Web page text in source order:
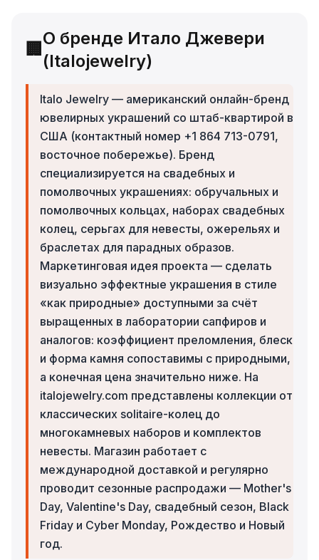
🏢
О бренде Итало Джевери
(Italojewelry)
Italo Jewelry — американский онлайн-бренд
ювелирных украшений со штаб-квартирой в
США (контактный номер +1 864 713-0791,
восточное побережье). Бренд
специализируется на свадебных и
помолвочных украшениях: обручальных и
помолвочных кольцах, наборах свадебных
колец, серьгах для невесты, ожерельях и
браслетах для парадных образов.
Маркетинговая идея проекта — сделать
визуально эффектные украшения в стиле
«как природные» доступными за счёт
выращенных в лаборатории сапфиров и
аналогов: коэффициент преломления, блеск
и форма камня сопоставимы с природными,
а конечная цена значительно ниже. На
italojewelry.com представлены коллекции от
классических solitaire-колец до
многокамневых наборов и комплектов
невесты. Магазин работает с
международной доставкой и регулярно
проводит сезонные распродажи — Mother's
Day, Valentine's Day, свадебный сезон, Black
Friday и Cyber Monday, Рождество и Новый
год.